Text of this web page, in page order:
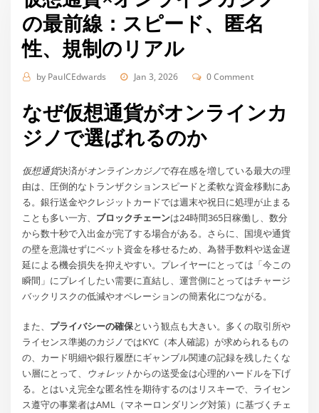
の最前線：スピード、匿名
性、規制のリアル
by PaulCEdwards Jan 3, 2026 0 Comment
なぜ仮想通貨がオンラインカ
ジノで選ばれるのか
仮想通貨決済がオンラインカジノで存在感を増している最大の理
由は、圧倒的なトランザクションスピードと柔軟な資金移動にあ
る。銀行送金やクレジットカードでは週末や祝日に処理が止まる
ことも多い一方、 ブロックチェーンは24時間365日稼働し、数分
から数十秒で入出金が完了する場合がある。さらに、国境や通貨
の壁を意識せずにベット資金を移せるため、為替手数料や送金遅
延による機会損失を抑えやすい。プレイヤーにとっては「今この
瞬間」にプレイしたい需要に直結し、運営側にとってはチャージ
バックリスクの低減やオペレーションの簡素化につながる。
また、 プライバシーの確保という観点も大きい。多くの取引所や
ライセンス準拠のカジノではKYC（本人確認）が求められるもの
の、カード明細や銀行履歴にギャンブル関連の記録を残したくな
い層にとって、 ウォレットからの送受金は心理的ハードルを下げ
る。とはいえ完全な匿名性を期待するのはリスキーで、ライセン
ス遵守の事業者はAML（マネーロンダリング対策）に基づくチェ